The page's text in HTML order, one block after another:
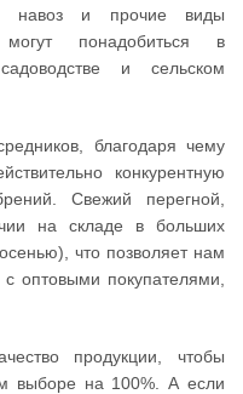
навоз и прочие виды
понадобиться в
и сельском
благодаря чему
конкурентную
Свежий перегной,
на складе в больших
что позволяет нам
оптовыми покупателями,
продукции, чтобы
выборе на 100%. А если